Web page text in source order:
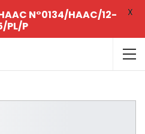
N°0134/HAAC/12-
PL/P
X